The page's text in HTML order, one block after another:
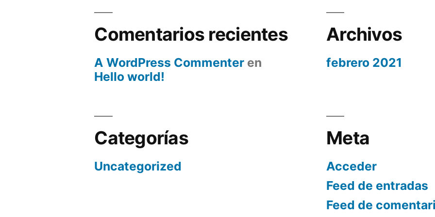
Comentarios recientes
A WordPress Commenter en
Hello world!
Archivos
febrero 2021
Categorías
Uncategorized
Meta
Acceder
Feed de entradas
Feed de